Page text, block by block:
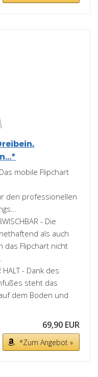
Das mobile Flipchart
den professionellen
- Die
als auch
das Flipchart nicht
HALT - Dank des
steht das
dem Boden und
69,90 EUR
*Zum Angebot »